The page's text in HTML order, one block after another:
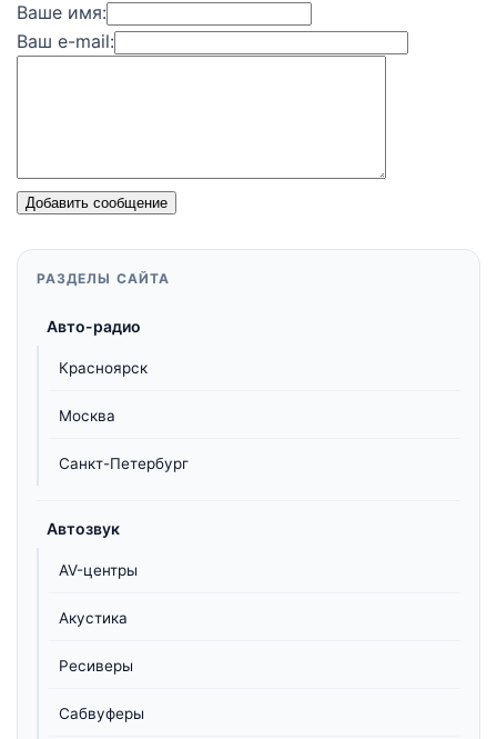
Ваше имя:
Ваш e-mail:
Добавить сообщение
РАЗДЕЛЫ САЙТА
Авто-радио
Красноярск
Москва
Санкт-Петербург
Автозвук
AV-центры
Акустика
Ресиверы
Сабвуферы